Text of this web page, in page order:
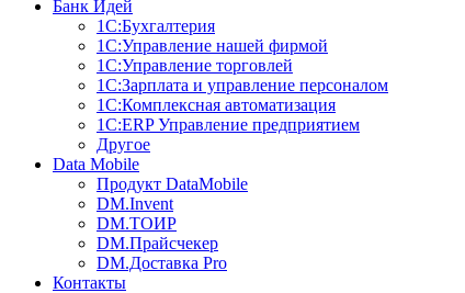
Банк Идей
1С:Бухгалтерия
1С:Управление нашей фирмой
1С:Управление торговлей
1С:Зарплата и управление персоналом
1С:Комплексная автоматизация
1С:ERP Управление предприятием
Другое
Data Mobile
Продукт DataMobile
DM.Invent
DM.ТОИР
DM.Прайсчекер
DM.Доставка Pro
Контакты